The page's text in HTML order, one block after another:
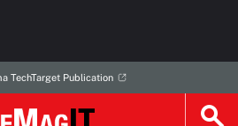
TechTarget Publication